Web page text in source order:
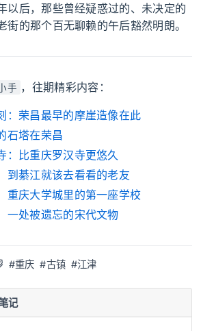
以后，那些曾经疑惑过的、未决定的
街的那个百无聊赖的午后豁然明朗。
手 ，往期精彩内容：
：荣昌最早的摩崖造像在此
石塔在荣昌
：比重庆罗汉寺更悠久
到綦江就该去看看的老友
重庆大学城里的第一座学校
一处被遗忘的宋代文物
#重庆 #古镇 #江津
记